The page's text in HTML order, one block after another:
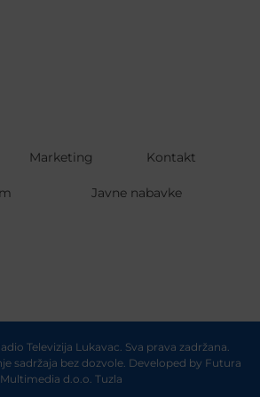
Marketing Kontakt
Javne nabavke
Televizija Lukavac. Sva prava zadržana.
sadržaja bez dozvole. Developed by Futura
Multimedia d.o.o. Tuzla